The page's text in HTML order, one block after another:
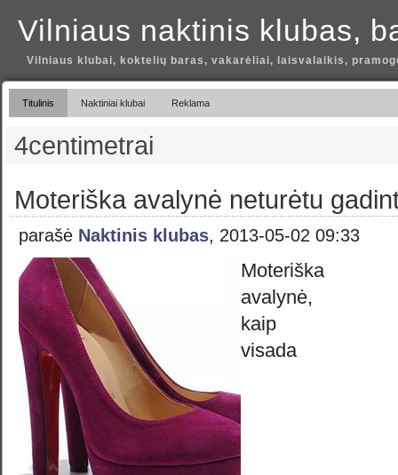
Vilniaus naktinis klubas,
Vilniaus klubai, koktelių baras, vakarėliai, laisvalaikis,
Titulinis Naktiniai klubai Reklama
4centimetrai
Moteriška avalynė neturėtu
parašė Naktinis klubas, 2013-05-02 09:33
Moteriška
avalynė,
kaip
visada